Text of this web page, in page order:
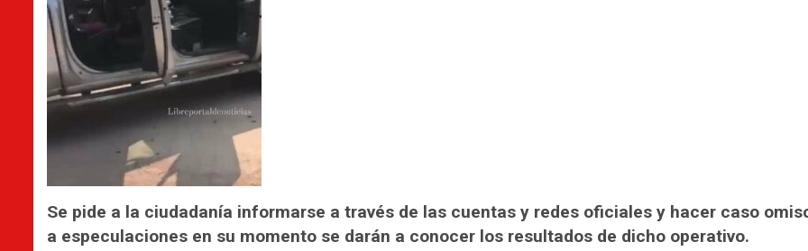
Se pide a la ciudadanía informarse a través de las cuentas y redes oficiales y hacer caso
a especulaciones en su momento se darán a conocer los resultados de dicho operativo.